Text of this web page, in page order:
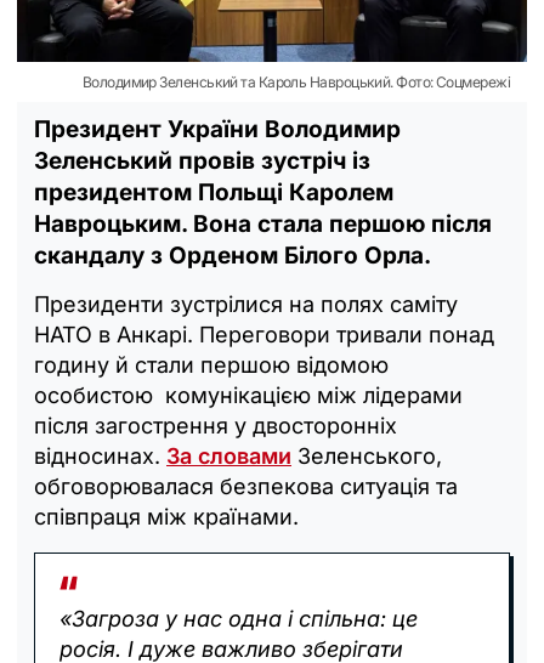
Володимир Зеленський та Кароль Навроцький. Фото: Соцмережі
Президент України Володимир
Зеленський провів зустріч із
президентом Польщі Каролем
Навроцьким. Вона стала першою після
скандалу з Орденом Білого Орла.
Президенти зустрілися на полях саміту
НАТО в Анкарі. Переговори тривали понад
годину й стали першою відомою
особистою комунікацією між лідерами
після загострення у двосторонніх
відносинах. За словами Зеленського,
обговорювалася безпекова ситуація та
співпраця між країнами.
«Загроза у нас одна і спільна: це
росія. І дуже важливо зберігати